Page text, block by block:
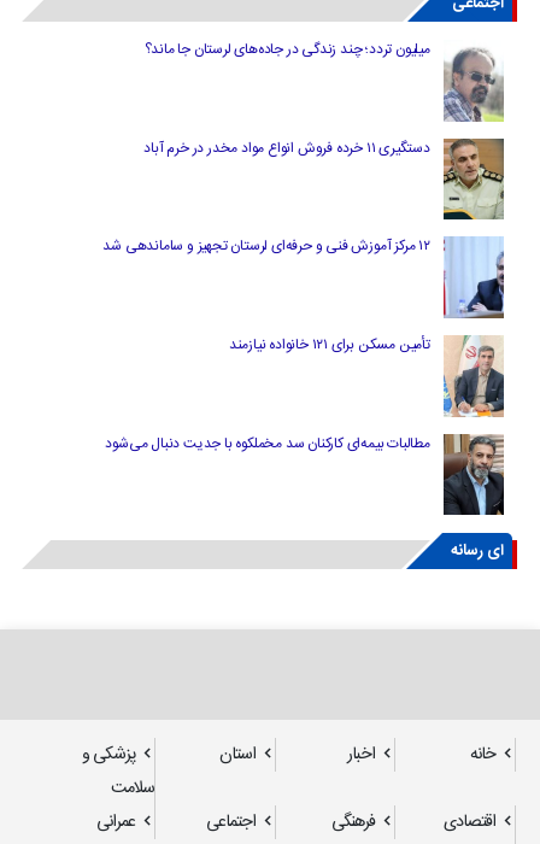
میلیون تردد؛ چند زندگی در جاده‌های لرستان جا ماند؟
دستگیری ۱۱ خرده فروش انواع مواد مخدر در خرم آباد
۱۲ مرکز آموزش فنی و حرفه‌ای لرستان تجهیز و ساماندهی شد
تأمین مسکن برای ۱۲۱ خانواده نیازمند
مطالبات بیمه‌ای کارکنان سد مخملکوه با جدیت دنبال می‌شود
ای رسانه
خانه اخبار استان
پزشکی و
سلامت
اقتصادی
فرهنگی اجتماعی
عمرانی